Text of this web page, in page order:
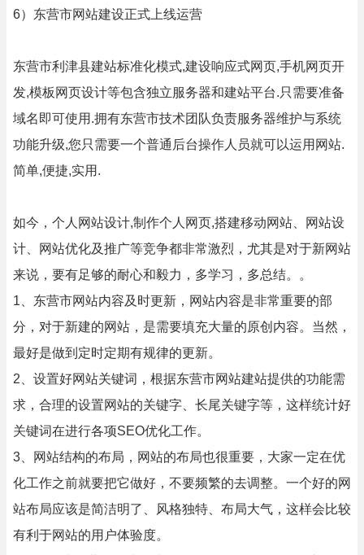
6）东营市网站建设正式上线运营
东营市利津县建站标准化模式,建设响应式网页,手机网页开
发,模板网页设计等包含独立服务器和建站平台.只需要准备
域名即可使用.拥有东营市技术团队负责服务器维护与系统
功能升级,您只需要一个普通后台操作人员就可以运用网站.
简单,便捷,实用.
如今，个人网站设计,制作个人网页,搭建移动网站、网站设
计、网站优化及推广等竞争都非常激烈，尤其是对于新网站
来说，要有足够的耐心和毅力，多学习，多总结。。
1、东营市网站内容及时更新，网站内容是非常重要的部
分，对于新建的网站，是需要填充大量的原创内容。当然，
最好是做到定时定期有规律的更新。
2、设置好网站关键词，根据东营市网站建站提供的功能需
求，合理的设置网站的关键字、长尾关键字等，这样统计好
关键词在进行各项SEO优化工作。
3、网站结构的布局，网站的布局也很重要，大家一定在优
化工作之前就要把它做好，不要频繁的去调整。一个好的网
站布局应该是简洁明了、风格独特、布局大气，这样会比较
有利于网站的用户体验度。